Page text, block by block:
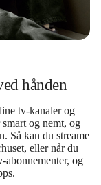
hånden
tv-kanaler og
og nemt, og
Så kan du streame
eller når du
og